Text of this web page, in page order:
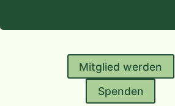
Mitglied werden
Spenden